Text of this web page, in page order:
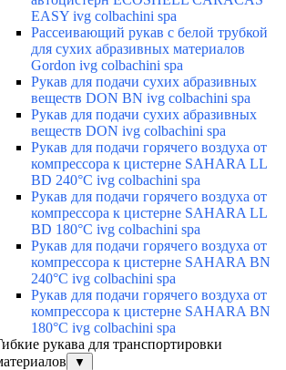
EASY ivg colbachini spa
Рассеивающий рукав с белой трубкой
для сухих абразивных материалов
Gordon ivg colbachini spa
Рукав для подачи сухих абразивных
веществ DON BN ivg colbachini spa
Рукав для подачи сухих абразивных
веществ DON ivg colbachini spa
Рукав для подачи горячего воздуха от
компрессора к цистерне SAHARA LL
BD 240°C ivg colbachini spa
Рукав для подачи горячего воздуха от
компрессора к цистерне SAHARA LL
BD 180°C ivg colbachini spa
Рукав для подачи горячего воздуха от
компрессора к цистерне SAHARA BN
240°C ivg colbachini spa
Рукав для подачи горячего воздуха от
компрессора к цистерне SAHARA BN
180°C ivg colbachini spa
рукава для транспортировки
▼